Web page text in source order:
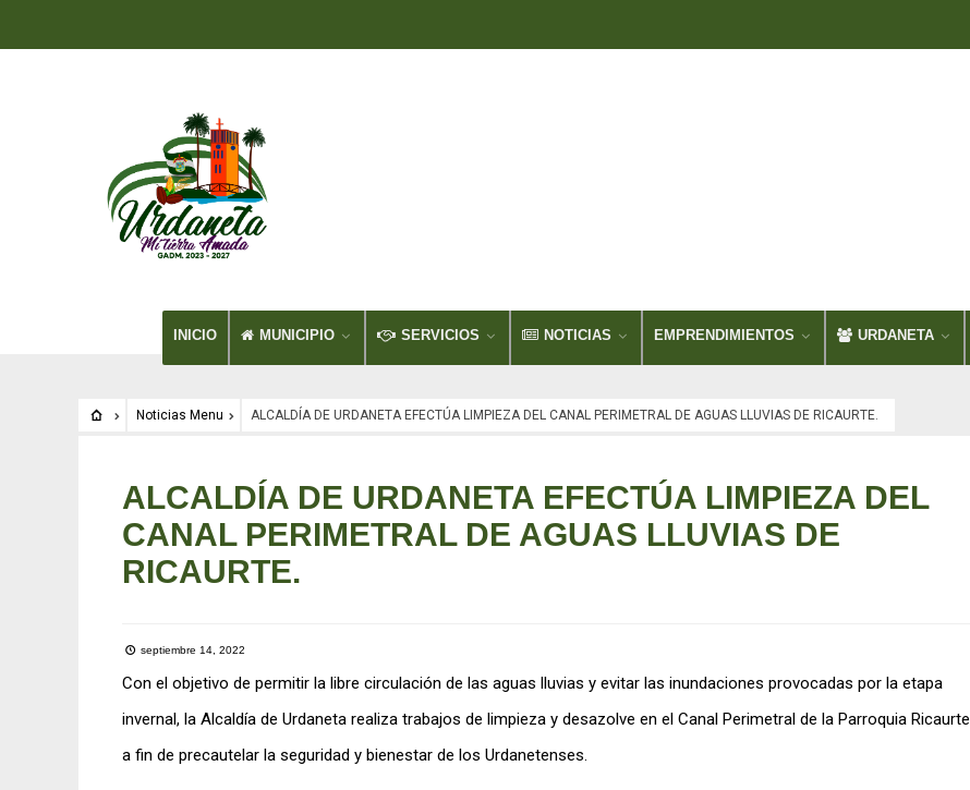
INICIO MUNICIPIO SERVICIOS NOTICIAS EMPRENDIMIENTOS URDANETA
Noticias Menu ALCALDÍA DE URDANETA EFECTÚA LIMPIEZA DEL CANAL PERIMETRAL DE AGUAS LLUVIAS DE RICAURTE.
Noticias Menu
ALCALDÍA DE URDANETA EFECTÚA LIMPIEZA DEL
CANAL PERIMETRAL DE AGUAS LLUVIAS DE
RICAURTE.
septiembre 14, 2022
Con el objetivo de permitir la libre circulación de las aguas lluvias y evitar las inundaciones provocadas por la etapa
invernal, la Alcaldía de Urdaneta realiza trabajos de limpieza y desazolve en el Canal Perimetral de la Parroquia Ricaurte
a fin de precautelar la seguridad y bienestar de los Urdanetenses.